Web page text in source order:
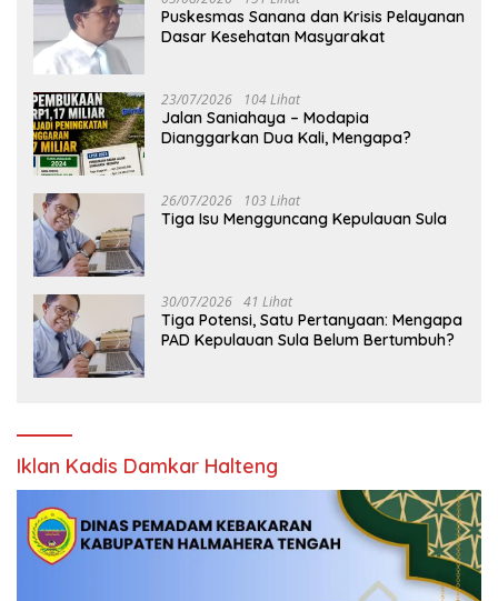
Puskesmas Sanana dan Krisis Pelayanan
Dasar Kesehatan Masyarakat
23/07/2026 104 Lihat
Jalan Saniahaya – Modapia
Dianggarkan Dua Kali, Mengapa?
26/07/2026 103 Lihat
Tiga Isu Mengguncang Kepulauan Sula
30/07/2026 41 Lihat
Tiga Potensi, Satu Pertanyaan: Mengapa
PAD Kepulauan Sula Belum Bertumbuh?
Iklan Kadis Damkar Halteng